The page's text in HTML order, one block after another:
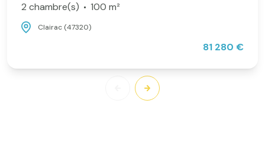
2 chambre(s)
100 m²
Clairac (47320)
81 280 €